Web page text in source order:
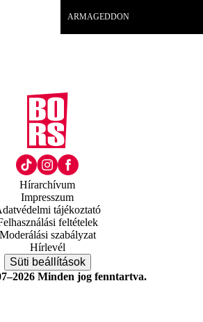
ARMAGEDDON
Hírarchívum
Impresszum
tájékoztató
feltételek
Moderálási szabályzat
Hírlevél
Süti beállítások
Minden jog fenntartva.